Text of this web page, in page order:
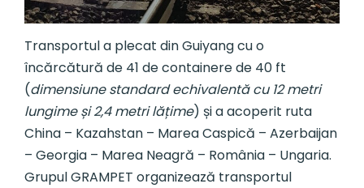
Transportul a plecat din Guiyang cu o
încărcătură de 41 de containere de 40 ft
(dimensiune standard echivalentă cu 12 metri
lungime și 2,4 metri lățime) și a acoperit ruta
China – Kazahstan – Marea Caspică – Azerbaijan
– Georgia – Marea Neagră – România – Ungaria.
Grupul GRAMPET organizează transportul